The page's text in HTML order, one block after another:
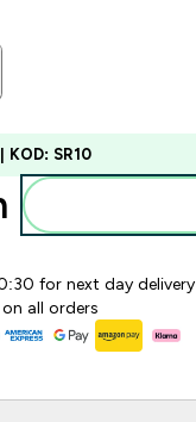
KOD: SR10
for next day delivery
all orders